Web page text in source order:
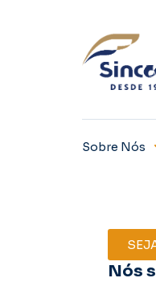
Sobre Nós
Nós